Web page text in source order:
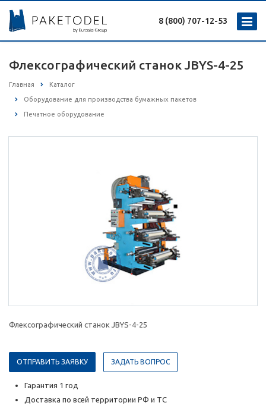
8 (800) 707-12-53
Флексографический станок JBYS-4-25
Главная Каталог
Оборудование для производства бумажных пакетов
Печатное оборудование
Флексографический станок JBYS-4-25
ОТПРАВИТЬ ЗАЯВКУ ЗАДАТЬ ВОПРОС
Гарантия 1 год
Доставка по всей территории РФ и ТС